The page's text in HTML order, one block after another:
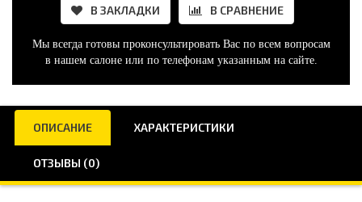
В ЗАКЛАДКИ В СРАВНЕНИЕ
Мы всегда готовы проконсультировать Вас по всем вопросам
в нашем салоне или по телефонам указанным на сайте.
ОПИСАНИЕ ХАРАКТЕРИСТИКИ
ОТЗЫВЫ (0)